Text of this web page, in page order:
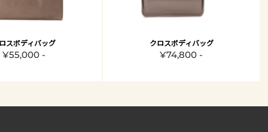
スボディバッグ
¥55,000 -
クロスボディバッグ
¥74,800 -